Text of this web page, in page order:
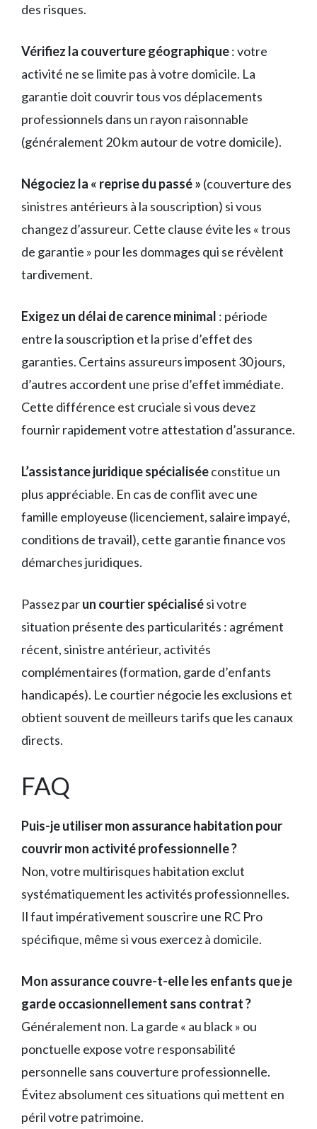
des risques.
Vérifiez la couverture géographique: votre
activité ne se limite pas à votre domicile. La
garantie doit couvrir tous vos déplacements
professionnels dans un rayon raisonnable
(généralement 20 km autour de votre domicile).
Négociez la « reprise du passé » (couverture des
sinistres antérieurs à la souscription) si vous
changez d’assureur. Cette clause évite les « trous
de garantie » pour les dommages qui se révèlent
tardivement.
Exigez un délai de carence minimal : période
entre la souscription et la prise d’effet des
garanties. Certains assureurs imposent 30 jours,
d’autres accordent une prise d’effet immédiate.
Cette différence est cruciale si vous devez
fournir rapidement votre attestation d’assurance.
L’assistance juridique spécialiséeconstitue un
plus appréciable. En cas de conflit avec une
famille employeuse (licenciement, salaire impayé,
conditions de travail), cette garantie finance vos
démarches juridiques.
Passez parun courtier spécialisési votre
situation présente des particularités : agrément
récent, sinistre antérieur, activités
complémentaires (formation, garde d’enfants
handicapés). Le courtier négocie les exclusions et
obtient souvent de meilleurs tarifs que les canaux
directs.
FAQ
Puis-je utiliser mon assurance habitation pour
couvrir mon activité professionnelle ?
Non, votre multirisques habitation exclut
systématiquement les activités professionnelles.
Il faut impérativement souscrire une RC Pro
spécifique, même si vous exercez à domicile.
Mon assurance couvre-t-elle les enfants que je
garde occasionnellement sans contrat ?
Généralement non. La garde « au black » ou
ponctuelle expose votre responsabilité
personnelle sans couverture professionnelle.
Évitez absolument ces situations qui mettent en
péril votre patrimoine.